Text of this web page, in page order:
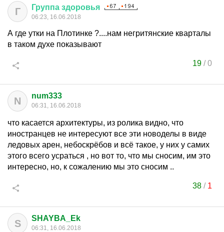
Г Группа здоровья
06:23, 16.06.2018
А где утки на Плотинке ?....нам негритянские кварталы
в таком духе показывают
19 /0
N num333
06:31, 16.06.2018
что касается архитектуры, из ролика видно, что
иностранцев не интересуют все эти новоделы в виде
ледовых арен, небоскрёбов и всё такое, у них у самих
этого всего усраться , но вот то, что мы сносим, им это
интересно, но, к сожалению мы это сносим ..
38 / 1
S SHAYBA_Ek
06:31, 16.06.2018